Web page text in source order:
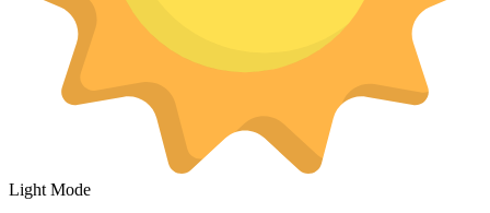
Light Mode